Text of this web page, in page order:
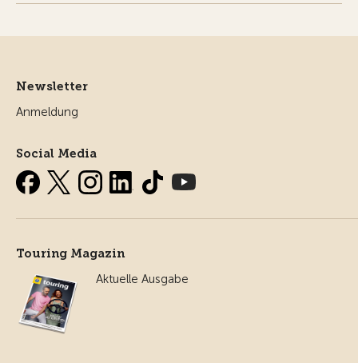
Newsletter
Anmeldung
Social Media
Touring Magazin
Aktuelle Ausgabe